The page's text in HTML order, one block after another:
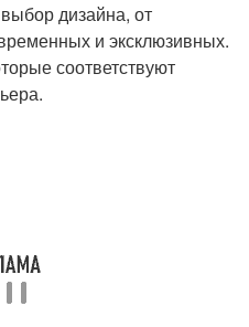
дизайна, от
и эксклюзивных.
соответствуют